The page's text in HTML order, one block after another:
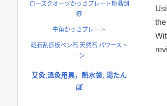
ローズクオーツかっさプレート粉晶刮
痧
牛角かっさプレート
砭石刮痧板ベン石 天然石 パワースト
ーン
艾灸,溫灸用具，熱水袋, 湯たん
ぽ